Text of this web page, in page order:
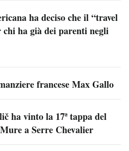
ha deciso che il “travel
ha già dei parenti negli
francese Max Gallo
ha vinto la 17ª tappa del
a Serre Chevalier